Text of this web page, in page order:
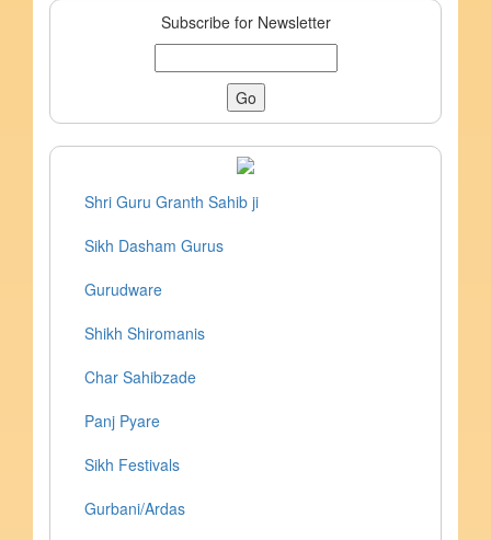
Subscribe for Newsletter
Shri Guru Granth Sahib ji
Sikh Dasham Gurus
Gurudware
Shikh Shiromanis
Char Sahibzade
Panj Pyare
Sikh Festivals
Gurbani/Ardas